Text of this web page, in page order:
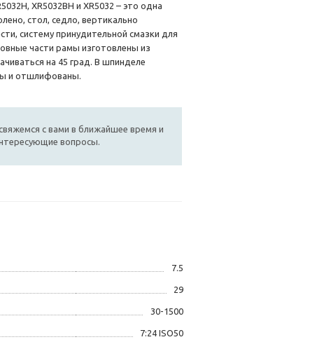
XR5032BH и XR5032 – это одна
стол, седло, вертикально
систему принудительной смазки для
части рамы изготовлены из
на 45 град. В шпинделе
и отшлифованы.
с вами в ближайшее время и
вопросы.
7.5
29
30-1500
7:24 ISO50